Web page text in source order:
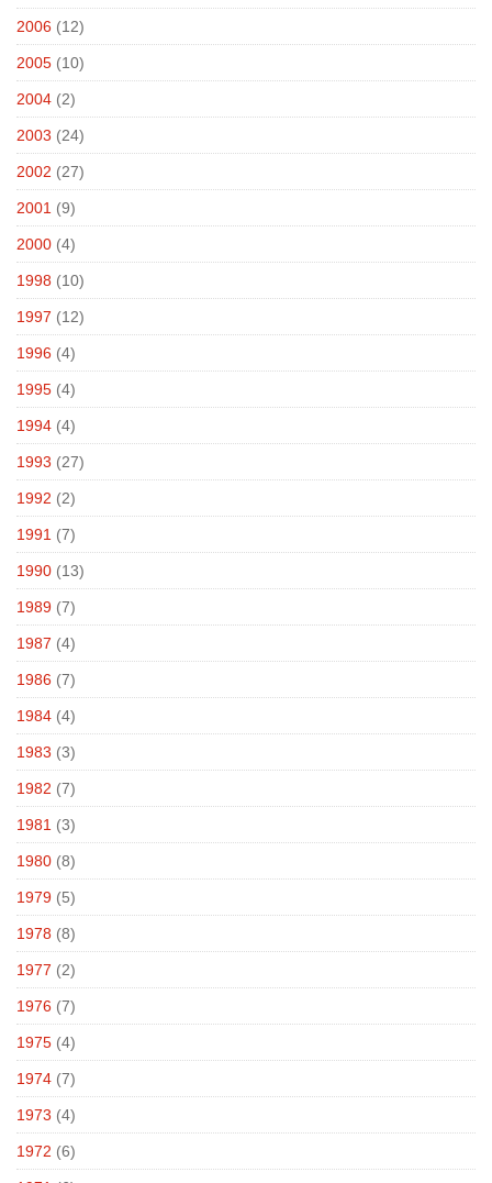
2006 (12)
2005 (10)
2004 (2)
2003 (24)
2002 (27)
2001 (9)
2000 (4)
1998 (10)
1997 (12)
1996 (4)
1995 (4)
1994 (4)
1993 (27)
1992 (2)
1991 (7)
1990 (13)
1989 (7)
1987 (4)
1986 (7)
1984 (4)
1983 (3)
1982 (7)
1981 (3)
1980 (8)
1979 (5)
1978 (8)
1977 (2)
1976 (7)
1975 (4)
1974 (7)
1973 (4)
1972 (6)